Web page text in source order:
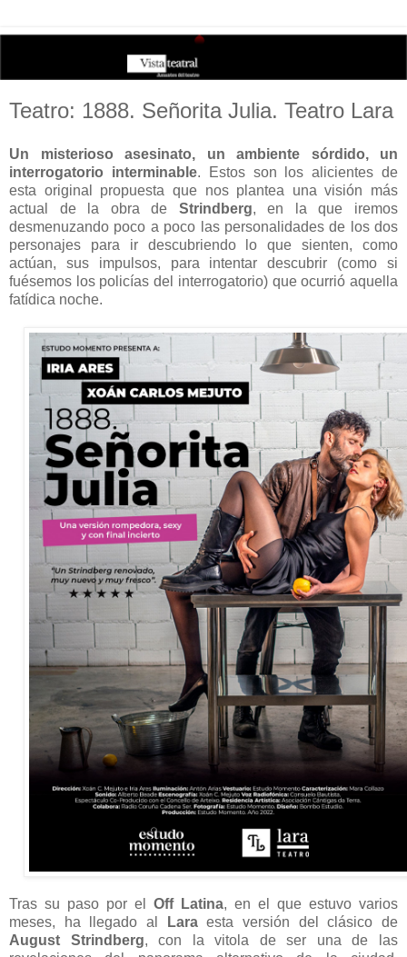
Teatro: 1888. Señorita Julia. Teatro Lara
Un misterioso asesinato, un ambiente sórdido, un
interrogatorio interminable. Estos son los alicientes de
esta original propuesta que nos plantea una visión más
actual de la obra de Strindberg, en la que iremos
desmenuzando poco a poco las personalidades de los dos
personajes para ir descubriendo lo que sienten, como
actúan, sus impulsos, para intentar descubrir (como si
fuésemos los policías del interrogatorio) que ocurrió aquella
fatídica noche.
Tras su paso por el Off Latina, en el que estuvo varios
meses, ha llegado al
Laraesta versión del clásico de
August Strindberg, con la vitola de ser una de las